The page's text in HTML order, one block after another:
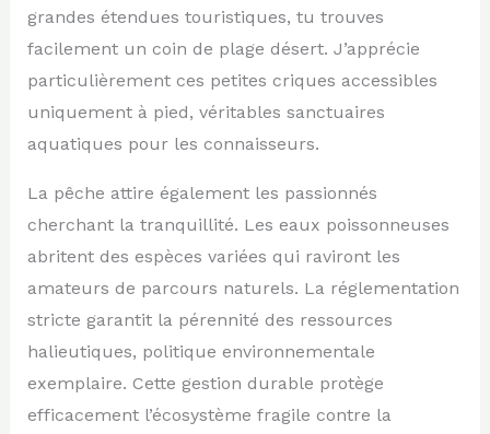
grandes étendues touristiques, tu trouves
facilement un coin de plage désert. J’apprécie
particulièrement ces petites criques accessibles
uniquement à pied, véritables sanctuaires
aquatiques pour les connaisseurs.
La pêche attire également les passionnés
cherchant la tranquillité. Les eaux poissonneuses
abritent des espèces variées qui raviront les
amateurs de parcours naturels. La réglementation
stricte garantit la pérennité des ressources
halieutiques, politique environnementale
exemplaire. Cette gestion durable protège
efficacement l’écosystème fragile contre la